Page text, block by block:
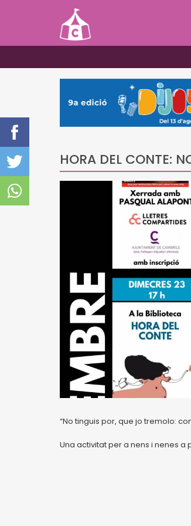
HORA DEL CONTE:
“No tinguis por, que jo tremolo:
Una activitat per a nens i nenes a